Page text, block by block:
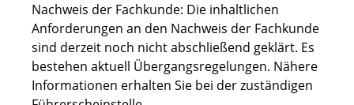
Nachweis der Fachkunde: Die inhaltlichen
Anforderungen an den Nachweis der Fachkunde
sind derzeit noch nicht abschließend geklärt. Es
bestehen aktuell Übergangsregelungen. Nähere
Informationen erhalten Sie bei der zuständigen